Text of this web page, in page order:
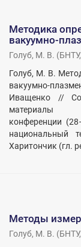
Методика
вакуумно-
Голуб, М. В. (БНТУ,
Голуб, М. В.
вакуумно-
Иващенко //
материалы
конференции
национальный
Харитончик (гл.
Методы
Голуб, М. В. (БНТУ,